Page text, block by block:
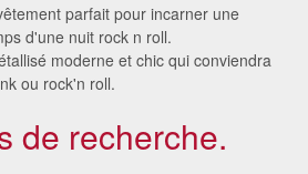
parfait pour incarner une
d'une nuit rock n roll.
moderne et chic qui conviendra
ou rock'n roll.
de recherche.